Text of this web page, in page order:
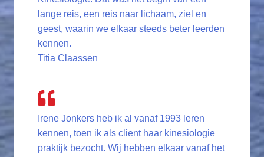
lange reis, een reis naar lichaam, ziel en
geest, waarin we elkaar steeds beter leerden
kennen.
Titia Claassen
Irene Jonkers heb ik al vanaf 1993 leren
kennen, toen ik als client haar kinesiologie
praktijk bezocht. Wij hebben elkaar vanaf het